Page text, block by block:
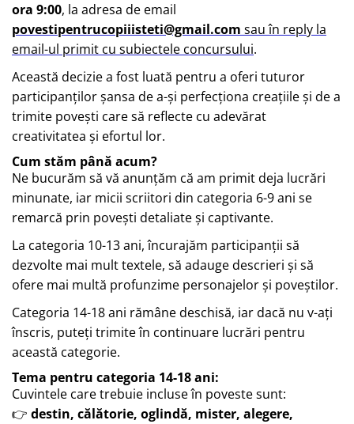
ora 9:00, la adresa de email
povestipentrucopiiisteti@gmail.com sau în reply la
email-ul primit cu subiectele concursului.
Această decizie a fost luată pentru a oferi tuturor
participanților șansa de a-și perfecționa creațiile și de a
trimite povești care să reflecte cu adevărat
creativitatea și efortul lor.
Cum stăm până acum?
Ne bucurăm să vă anunțăm că am primit deja lucrări
minunate, iar micii scriitori din categoria 6-9 ani se
remarcă prin povești detaliate și captivante.
La categoria 10-13 ani, încurajăm participanții să
dezvolte mai mult textele, să adauge descrieri și să
ofere mai multă profunzime personajelor și poveștilor.
Categoria 14-18 ani rămâne deschisă, iar dacă nu v-ați
înscris, puteți trimite în continuare lucrări pentru
această categorie.
Tema pentru categoria 14-18 ani:
Cuvintele care trebuie incluse în poveste sunt:
👉 destin, călătorie, oglindă, mister, alegere,